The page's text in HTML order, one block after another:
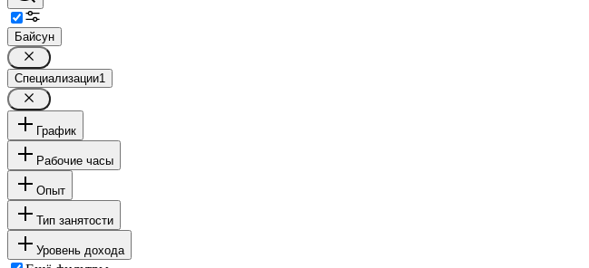
Байсун
Специализации1
График
Рабочие часы
Опыт
Тип занятости
Уровень дохода